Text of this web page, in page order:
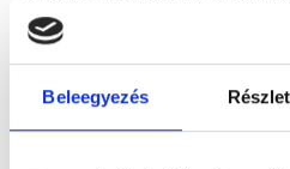
Beleegyezés
felelősségét kizárja esetleges
és szakorvosjelölt esetén.
Főoldal Bőrgyógyász